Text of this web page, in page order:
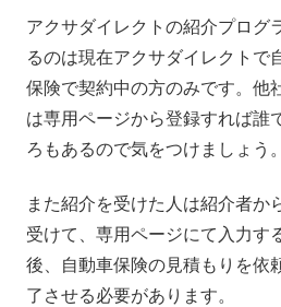
アクサダイレクトの紹介プログ
るのは現在アクサダイレクトで
保険で契約中の方のみです。他
は専用ページから登録すれば誰
ろもあるので気をつけましょう。
また紹介を受けた人は紹介者か
受けて、専用ページにて入力す
後、自動車保険の見積もりを依
了させる必要があります。